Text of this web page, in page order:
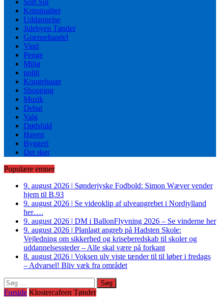
Kriminalitet
Uddannelse
Julebyen Tønder
Grænsehandel
Vind
Penge
Miljø
politi
Kongehuset
Shopping
Musik
Debat
Valg
Dødsfald
Haven
Byggeri
Det sker
Populære emner
9. august 2026 | Sønderjyske Fodbold: Simon Wæver vender
hjem til B.93
9. august 2026 | Se videoklip af ulveangrebet i Nordjylland
her….
9. august 2026 | DM i BallonFlyvning 2026 – Se vinderne her
9. august 2026 | Planlagt angreb på Hadsten Skole:
Vejledning om sikkerhed og kriseberedskab til skoler og
uddannelsessteder – Alle skal være på forkant
8. august 2026 | Voksen ulv viste tænder til til løber i fredags
– Advarsel! Bliv væk fra området
Søg
efter:
Forside Klostercafeen Tønder